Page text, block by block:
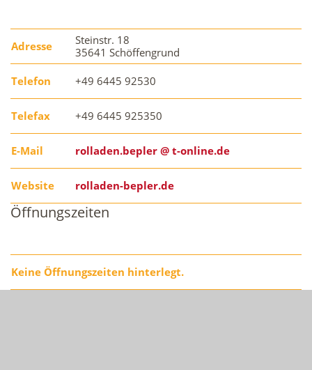
Adresse
Steinstr. 18
35641 Schöffengrund
Telefon +49 6445 92530
Telefax +49 6445 925350
E-Mail rolladen.bepler @ t-online.de
Website rolladen-bepler.de
Öffnungszeiten
Keine Öffnungszeiten hinterlegt.